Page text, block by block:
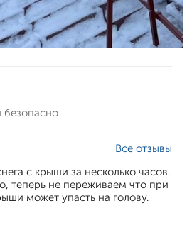
Все отзывы
с крыши за несколько часов.
теперь не переживаем что при
может упасть на голову.